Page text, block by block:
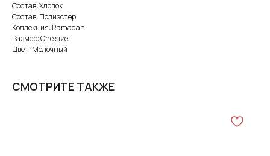
Состав: Хлопок
Состав: Полиэстер
Коллекция: Ramadan
Размер: One size
Цвет: Молочный
СМОТРИТЕ ТАКЖЕ